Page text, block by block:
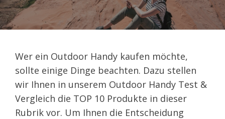
Wer ein Outdoor Handy kaufen möchte,
sollte einige Dinge beachten. Dazu stellen
wir Ihnen in unserem Outdoor Handy Test &
Vergleich die TOP 10 Produkte in dieser
Rubrik vor. Um Ihnen die Entscheidung